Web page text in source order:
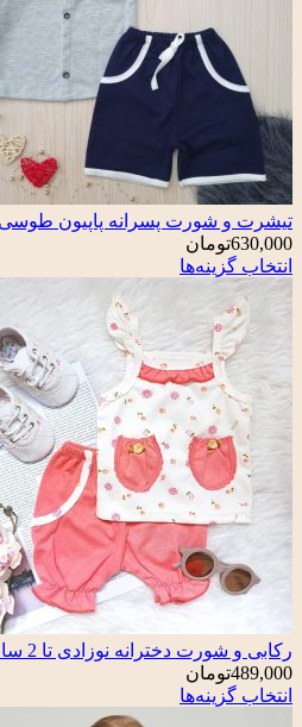
تیشرت و شورت پسرانه پاپیون
630,000تومان
انتخاب گزینه‌ها
رکابی و شورت دخترانه نوزادی تا 2 سال پردیس گلبهی
489,000تومان
انتخاب گزینه‌ها